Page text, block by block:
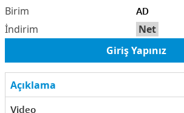
AD
Net
Giriş Yapınız
Açıklama
Video